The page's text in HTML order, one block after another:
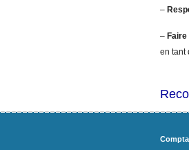
–
–
en tant